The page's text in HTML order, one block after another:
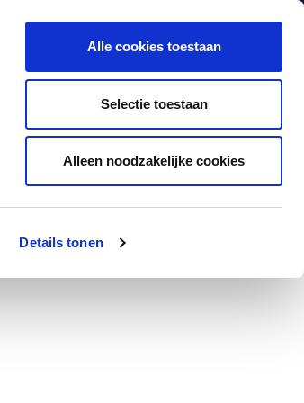
Details tonen
Alle cookies toestaan
Selectie toestaan
Alleen noodzakelijke cookies